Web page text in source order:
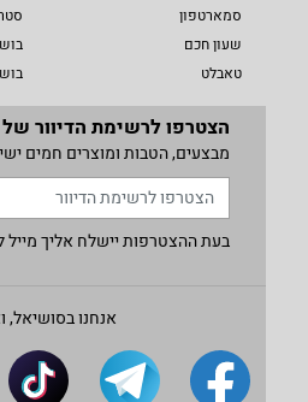
סמארטפון
שעון חכם
טאבלט
הצטרפו לרשימת הדיוור של IVORY
מבצעים, הטבות ומוצרים חמים
בעת ההצטרפות יישלח אליך מייל
אנחנו בסושיאל,